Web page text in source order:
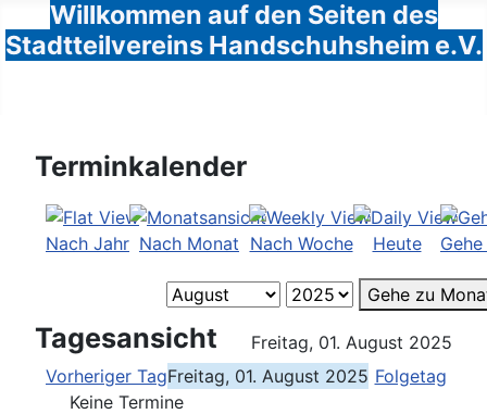
Willkommen auf den Seiten des
Stadtteilvereins Handschuhsheim e.V.
Terminkalender
Nach Jahr Nach Monat Nach Woche Heute
Gehe zu
Tagesansicht
Freitag, 01. August 2025
Vorheriger TagFreitag, 01. August 2025 Folgetag
Keine Termine